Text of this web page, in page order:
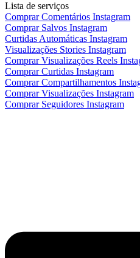
Lista de serviços
Comprar Comentários Instagram
Comprar Salvos Instagram
Curtidas Automáticas Instagram
Visualizações Stories Instagram
Comprar Visualizações Reels
Comprar Curtidas Instagram
Comprar Compartilhamentos
Comprar Visualizações Instagram
Comprar Seguidores Instagram